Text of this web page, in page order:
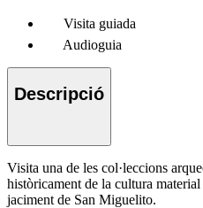
Visita guiada
Audioguia
Descripció
Visita una de les col·leccions
històricament de la cultura
jaciment de San Miguelito.